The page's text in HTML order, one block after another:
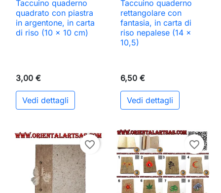
Taccuino quaderno
quadrato con piastra
in argentone, in carta
di riso (10 x 10 cm)
3,00 €
Vedi dettagli
Taccuino quaderno
rettangolare con
fantasia, in carta di
riso nepalese (14 x
10,5)
6,50 €
Vedi dettagli
favorite_border favorite_border